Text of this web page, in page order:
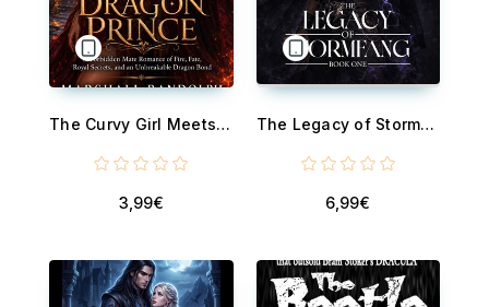
The Curvy Girl Meets the Dragon Prince - A Fated Bond of Forbidden Desire, Unbreakable Loyalty, and Unexpected Love
3,99€
The Legacy of Stormfang - Book One
6,99€